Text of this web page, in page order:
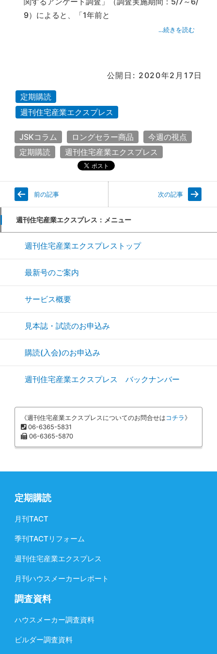
9）によると、「1年前と
…続きを読む
公開日: 2020年2月17日
定期購読
週刊住宅産業エクスプレス
JSKコラム ロングセラー商品
今週の視点
定期購読
週刊住宅産業エクスプレス
前の記事 次の記事
週刊住宅産業エクスプレス：メニュー
週刊住宅産業エクスプレストップ
最新号のご案内
サービス概要
見本誌・試読のお申込み
購読(入会)のお申込み
週刊住宅産業エクスプレス バックナンバー
《週刊住宅産業エクスプレスについてのお問合せはコチラ》
06-6365-5831
06-6365-5870
定期購読
月刊TACT
季刊TACTリフォーム
週刊住宅産業エクスプレス
月刊ハウスメーカーレポート
調査資料
ハウスメーカー調査資料
ビルダー調査資料